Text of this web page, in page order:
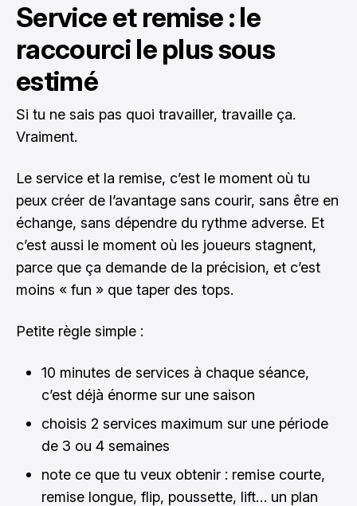
Service et remise : le
raccourci le plus sous
estimé
Si tu ne sais pas quoi travailler, travaille ça.
Vraiment.
Le service et la remise, c’est le moment où tu
peux créer de l’avantage sans courir, sans être en
échange, sans dépendre du rythme adverse. Et
c’est aussi le moment où les joueurs stagnent,
parce que ça demande de la précision, et c’est
moins « fun » que taper des tops.
Petite règle simple :
10 minutes de services à chaque séance,
c’est déjà énorme sur une saison
choisis 2 services maximum sur une période
de 3 ou 4 semaines
note ce que tu veux obtenir : remise courte,
remise longue, flip, poussette, lift… un plan